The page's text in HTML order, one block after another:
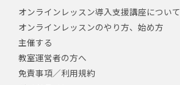
オンラインレッスン導入支援講座について
オンラインレッスンのやり方、始め方
主催する
教室運営者の方へ
免責事項／利用規約